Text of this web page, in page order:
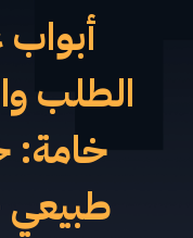
الطلب